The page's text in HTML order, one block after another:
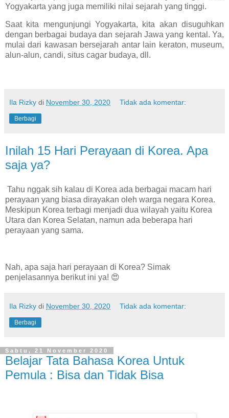
Yogyakarta yang juga memiliki nilai sejarah yang tinggi.
Saat kita mengunjungi Yogyakarta, kita akan disuguhkan
dengan berbagai budaya dan sejarah Jawa yang kental. Ya,
mulai dari kawasan bersejarah antar lain keraton, museum,
alun-alun, candi, situs cagar budaya, dll.
Ila Rizky di November 30, 2020 Tidak ada komentar:
Berbagi
Inilah 15 Hari Perayaan di Korea. Apa
saja ya?
Tahu nggak sih kalau di Korea ada berbagai macam hari
perayaan yang biasa dirayakan oleh warga negara Korea.
Meskipun Korea terbagi menjadi dua wilayah yaitu Korea
Utara dan Korea Selatan, namun ada beberapa hari
perayaan yang sama.
Nah, apa saja hari perayaan di Korea? Simak
penjelasannya berikut ini ya! 😍
Ila Rizky di November 30, 2020 Tidak ada komentar:
Berbagi
Sabtu, 21 November 2020
Belajar Tata Bahasa Korea Untuk
Pemula : Bisa dan Tidak Bisa